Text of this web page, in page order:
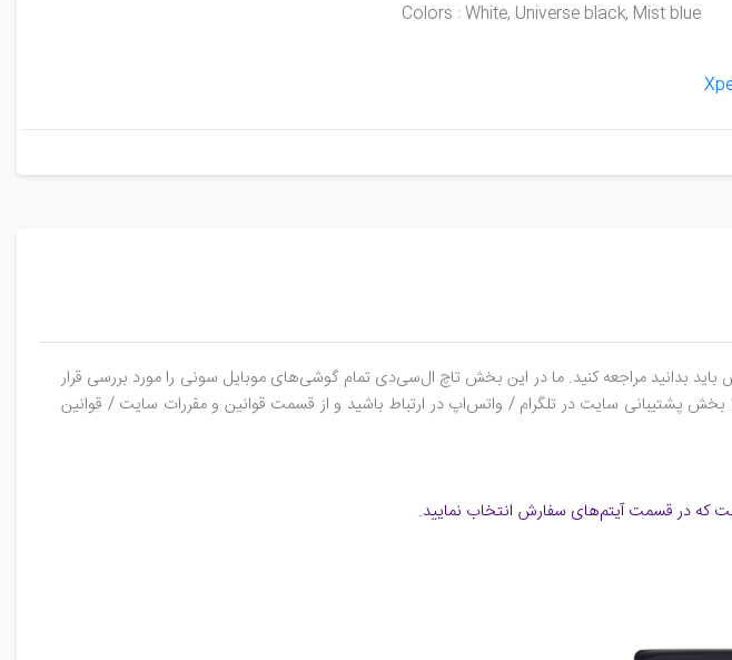
​Colors : White, Universe black, Mist blue
بدانید مراجعه کنید. ما در این بخش تاچ ال‌سی‌دی تمام گوشی‌های موبایل سونی را مورد بررسی قرار
پشتیبانی سایت در تلگرام / واتس‌اپ در ارتباط باشید و از قسمت قوانین و مقررات سایت / قوانین
که در قسمت آیتم‌های سفارش انتخاب نمایید.